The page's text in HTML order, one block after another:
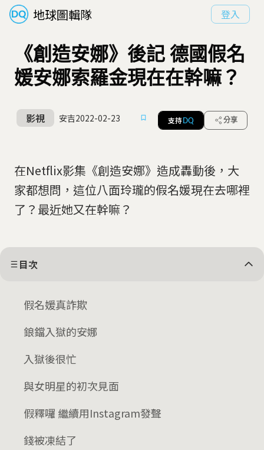
地球圖輯隊 登入
《創造安娜》後記 德國假名
媛安娜索羅金現在在幹嘛？
影視 安吉2022-02-23 支持 DQ 分享
在Netflix影集《創造安娜》造成轟動後，大
家都想問，這位八面玲瓏的假名媛現在去哪裡
了？最近她又在幹嘛？
目次
假名媛真詐欺
鋃鐺入獄的安娜
入獄後很忙
與女明星的初次見面
假釋囉 繼續用Instagram發聲
錢被凍結了